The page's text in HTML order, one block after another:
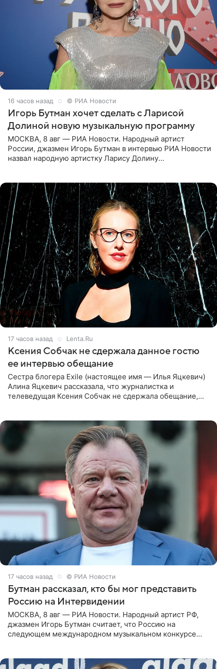
16 часов назад © РИА Новости
Игорь Бутман хочет сделать с Ларисой
Долиной новую музыкальную программу
МОСКВА, 8 авг — РИА Новости. Народный артист
России, джазмен Игорь Бутман в интервью РИА Новости
назвал народную артистку Ларису Долину
17 часов назад Lenta.Ru
Ксения Собчак не сдержала данное гостю
ее интервью обещание
Сестра блогера Exile (настоящее имя — Илья Яцкевич)
Алина Яцкевич рассказала, что журналистка и
телеведущая Ксения Собчак не сдержала обещание,
17 часов назад © РИА Новости
Бутман рассказал, кто бы мог представить
Россию на Интервидении
МОСКВА, 8 авг — РИА Новости. Народный артист РФ,
джазмен Игорь Бутман считает, что Россию на
следующем международном музыкальном конкурсе